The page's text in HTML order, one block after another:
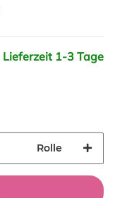
Lieferzeit 1-3 Tage
Rolle